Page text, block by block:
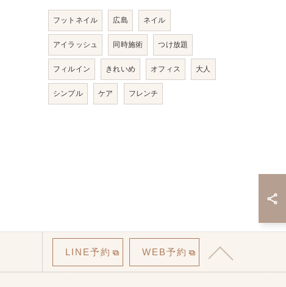
フットネイル 広島 ネイル
アイラッシュ 同時施術 つけ放題
フィルイン きれいめ オフィス 大人
シンプル ケア フレンチ
LINE予約 WEB予約